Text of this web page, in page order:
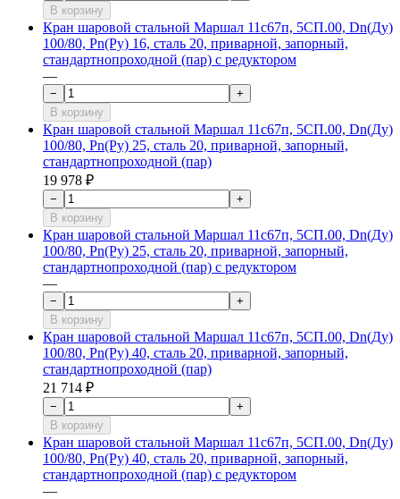
В корзину
Кран шаровой стальной Маршал 11с67п, 5СП.00, Dn(Ду)
100/80, Рn(Ру) 16, сталь 20, приварной, запорный,
стандартнопроходной (пар) с редуктором
—
−
+
В корзину
Кран шаровой стальной Маршал 11с67п, 5СП.00, Dn(Ду)
100/80, Рn(Ру) 25, сталь 20, приварной, запорный,
стандартнопроходной (пар)
19 978 ₽
−
+
В корзину
Кран шаровой стальной Маршал 11с67п, 5СП.00, Dn(Ду)
100/80, Рn(Ру) 25, сталь 20, приварной, запорный,
стандартнопроходной (пар) с редуктором
—
−
+
В корзину
Кран шаровой стальной Маршал 11с67п, 5СП.00, Dn(Ду)
100/80, Рn(Ру) 40, сталь 20, приварной, запорный,
стандартнопроходной (пар)
21 714 ₽
−
+
В корзину
Кран шаровой стальной Маршал 11с67п, 5СП.00, Dn(Ду)
100/80, Рn(Ру) 40, сталь 20, приварной, запорный,
стандартнопроходной (пар) с редуктором
—